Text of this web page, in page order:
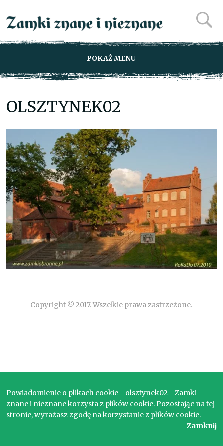
POKAŻ MENU
OLSZTYNEK02
Copyright © 2017. Wszelkie prawa zastrzeżone.
Powiadomienie o plikach cookie - olsztynek02 - Zamki
znane i nieznane korzysta z plików cookie. Pozostając na tej
stronie, wyrażasz zgodę na korzystanie z plików cookie.
Zamknij